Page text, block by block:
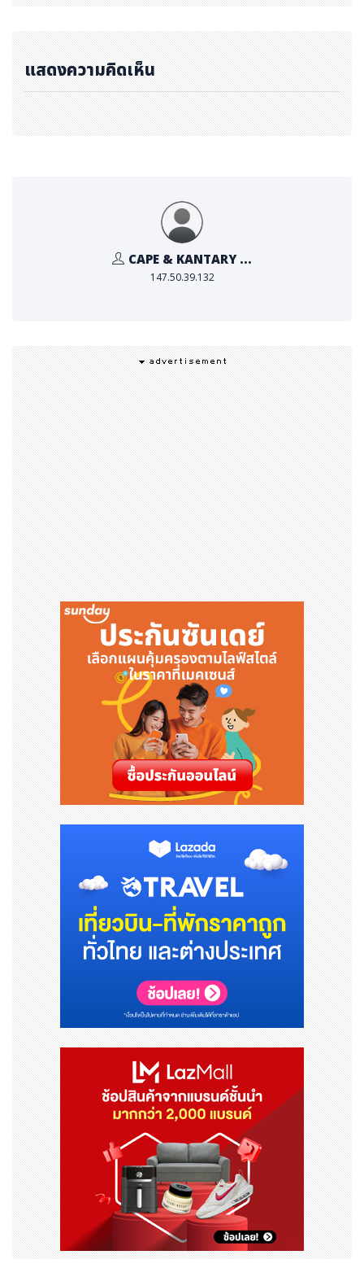
เคป แอนด์ แคนทารี โฮเทลส์กลุ่มโรงแรมและเซอร์วิสอพา
ร์ทเม้นท์ชั้นนำของประเทศไทย ซึ่งโรงแรมทั้ง 23 แห่ง ในเครื
อมีทำเลที่ตั้งอยู่ใจกลางเมืองและสถานที่ท่องเที่ยวยอดนิยมทั่
วประเทศ ภายใต้แบรนด์คอลเลคชั่น เคป, แคนทารี, คามิโอ แ
ละ ซัมแวร์ ให้บริการห้องพักขนาดกว้างขวาง พรั่งพร้อมด้วย
บการทำงานหรือการท่องเที่ยวพักผ่อน นอกจากนี้ เคป แอน
ด์ แคนทารี โฮเทลส์ ยังมีบริการเหนือระดับอีกมากมาย อาทิ เ
คปยอร์ช ชาร์เตอร์ส, เคปสปา, คาเฟ่ แคนทารี, แคนทารี เคเท
อริ่ง และ แคนทารี เทอเรส สำหรับข้อมูลเพิ่มเติมของโรงแร
แสดงความคิดเห็น
CAPE & KANTARY ...
147.50.39.132